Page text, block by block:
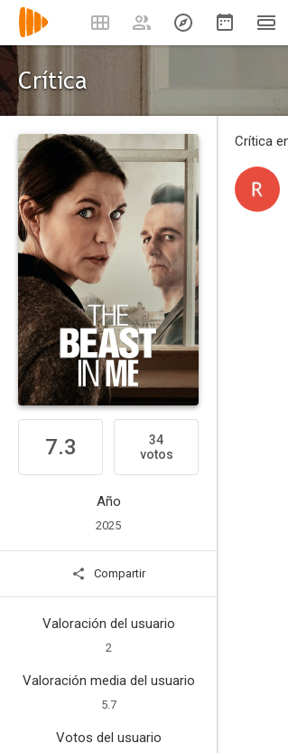
Crítica
7.3
34
votos
Año
2025
Compartir
Valoración del usuario
2
Valoración media del usuario
5.7
Votos del usuario
Crítica